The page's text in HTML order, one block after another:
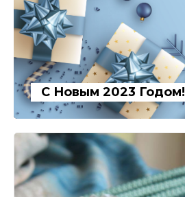
С Новым 2023 Годом!